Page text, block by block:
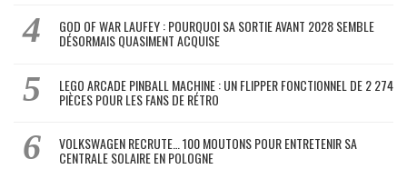
GOD OF WAR LAUFEY : POURQUOI SA SORTIE AVANT 2028 SEMBLE
DÉSORMAIS QUASIMENT ACQUISE
LEGO ARCADE PINBALL MACHINE : UN FLIPPER FONCTIONNEL DE 2 274
PIÈCES POUR LES FANS DE RÉTRO
VOLKSWAGEN RECRUTE… 100 MOUTONS POUR ENTRETENIR SA
CENTRALE SOLAIRE EN POLOGNE